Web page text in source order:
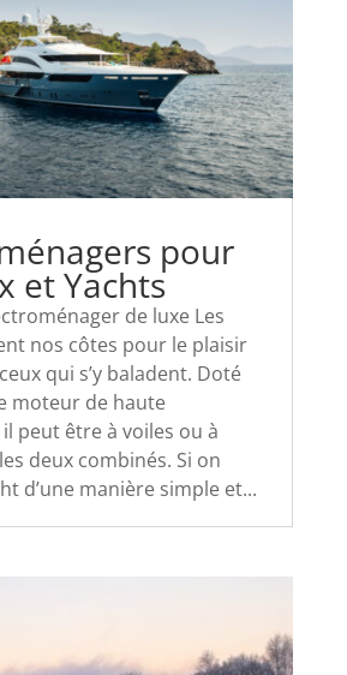
pour
et Yachts
de luxe Les
nos côtes pour le plaisir
qui s’y baladent. Doté
moteur de haute
peut être à voiles ou à
deux combinés. Si on
d’une manière simple et...